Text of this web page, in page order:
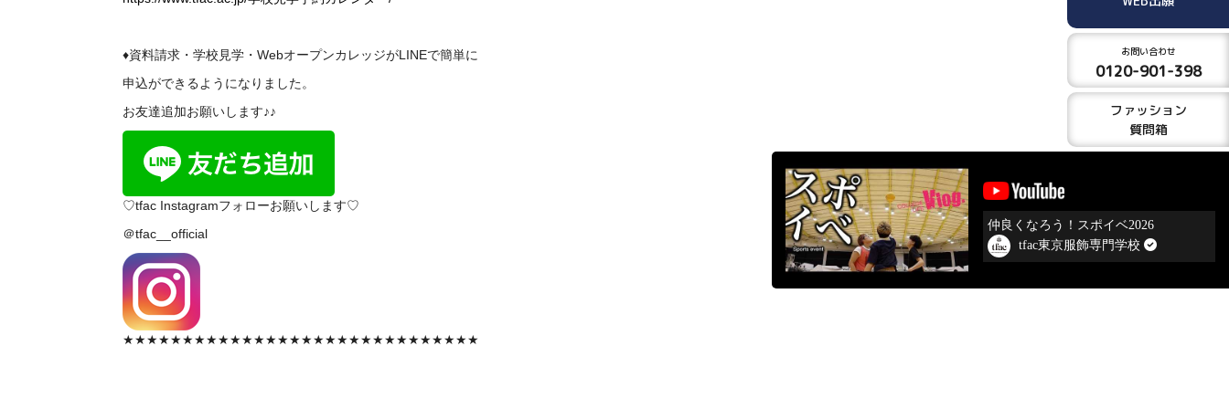
♦資料請求・学校見学・WebオープンカレッジがLINEで簡単に
申込ができるようになりました。
お友達追加お願いします♪♪
♡tfac Instagramフォローお願いします♡
＠tfac__official
★★★★★★★★★★★★★★★★★★★★★★★★★★★★★★
お問い合わせ
0120-901-398
ファッション
質問箱
仲良くなろう！スポイベ2026
tfac東京服飾専門学校